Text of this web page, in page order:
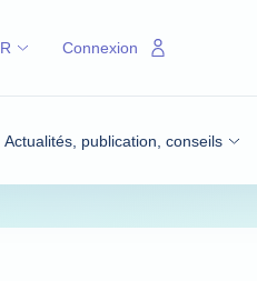
Actualités, publication, conseils
Connexion